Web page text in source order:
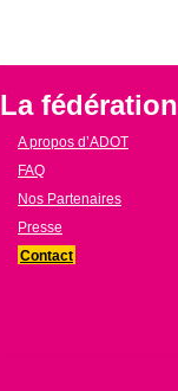
La fédération
A propos d’ADOT
FAQ
Nos Partenaires
Presse
Contact